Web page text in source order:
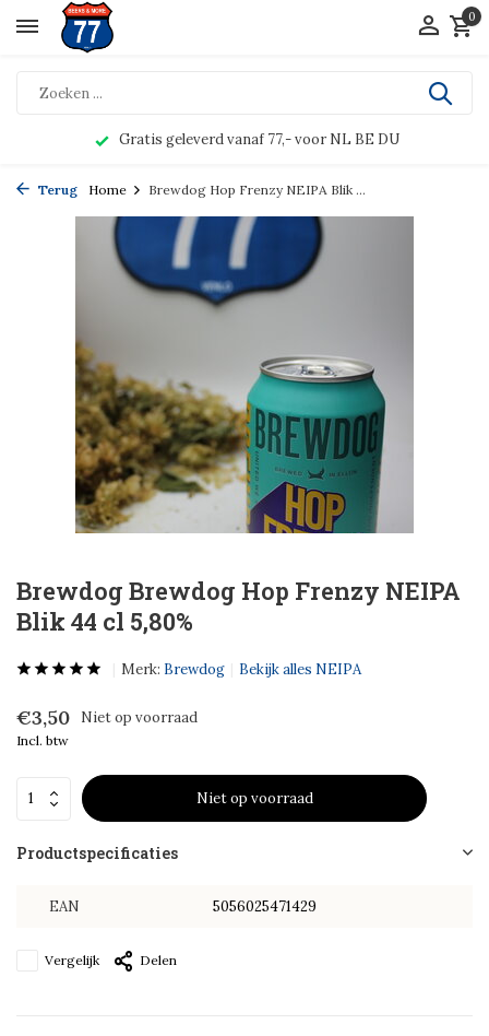
0
Gratis geleverd vanaf 77,- voor NL BE DU
Terug Home Brewdog Hop Frenzy NEIPA Blik ...
Brewdog Brewdog Hop Frenzy NEIPA
Blik 44 cl 5,80%
Merk: Brewdog Bekijk alles NEIPA
€3,50 Niet op voorraad
Incl. btw
Niet op voorraad
Productspecificaties
EAN 5056025471429
Vergelijk Delen